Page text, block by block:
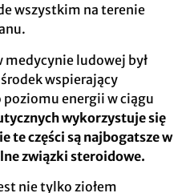
wszystkim na terenie
medycynie ludowej był
wspierający
energii w ciągu
wykorzystuje się
te części są najbogatsze w
związki steroidowe.
nie tylko ziołem